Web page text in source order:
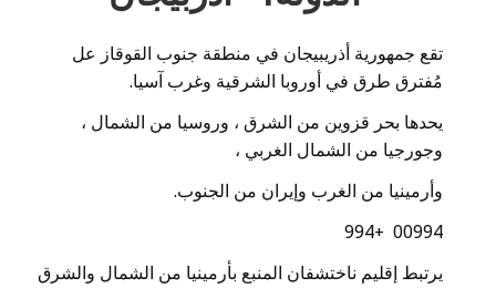
تقع جمهورية أذريبيجان في منطقة جنوب القوقاز عل
مُفترق طرق في أوروبا الشرقية وغرب آسيا.
يحدها بحر قزوين من الشرق ، وروسيا من الشمال ،
وجورجيا من الشمال الغربي ،
وأرمينيا من الغرب وإيران من الجنوب.
00994 +994
يرتبط إقليم ناختشفان المنبع بأرمينيا من الشمال والشرق